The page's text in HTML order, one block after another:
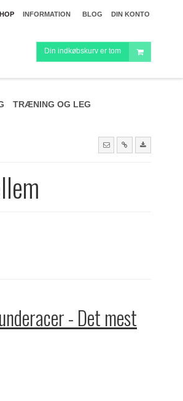
INFORMATION BLOG DIN KONTO
Din indkøbskurv er tom
TRÆNING OG LEG
- Det mest